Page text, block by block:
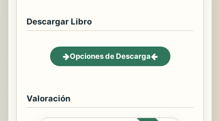
Descargar Libro
Opciones de Descarga
Valoración